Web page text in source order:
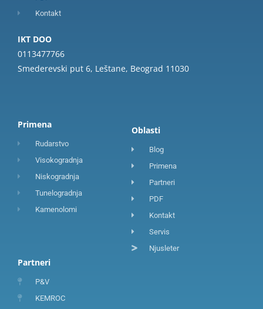
Kontakt
IKT DOO
0113477766
Smederevski put 6, Leštane, Beograd 11030
Primena
Rudarstvo
Visokogradnja
Niskogradnja
Tunelogradnja
Kamenolomi
Oblasti
Blog
Primena
Partneri
PDF
Kontakt
Servis
Njusleter
Partneri
P&V
KEMROC